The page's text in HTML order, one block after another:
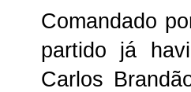
Comandado
partido já
Carlos